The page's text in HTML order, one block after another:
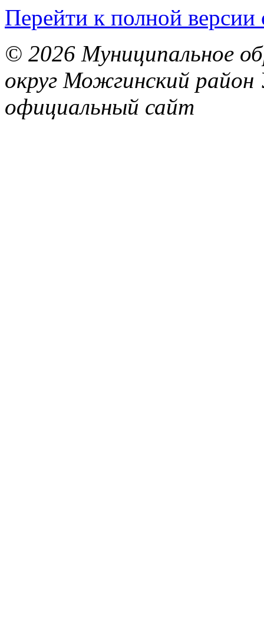
Перейти к полной версии
© 2026 Муниципальное
округ Можгинский район
официальный сайт